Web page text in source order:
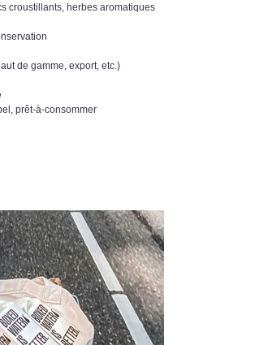
croustillants, herbes aromatiques
de gamme, export, etc.)
prêt-à-consommer